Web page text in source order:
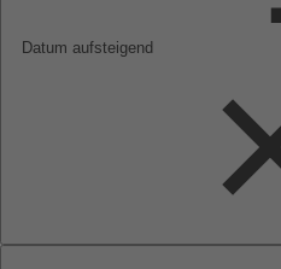
Datum aufsteigend